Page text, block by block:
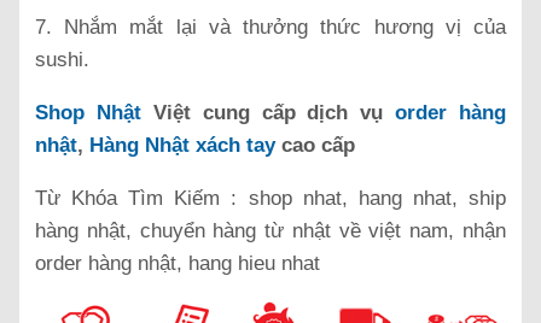
7. Nhắm mắt lại và thưởng thức hương vị của
sushi.
Shop NhậtViệt cung cấp dịch vụorder hàng
nhật, Hàng Nhật xách taycao cấp
Từ Khóa Tìm Kiếm : shop nhat, hang nhat, ship
hàng nhật, chuyển hàng từ nhật về việt nam, nhận
order hàng nhật, hang hieu nhat